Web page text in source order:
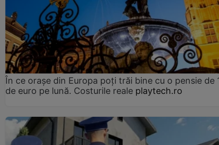
În ce orașe din Europa poți trăi bine cu o pensie de
de euro pe lună. Costurile reale playtech.ro